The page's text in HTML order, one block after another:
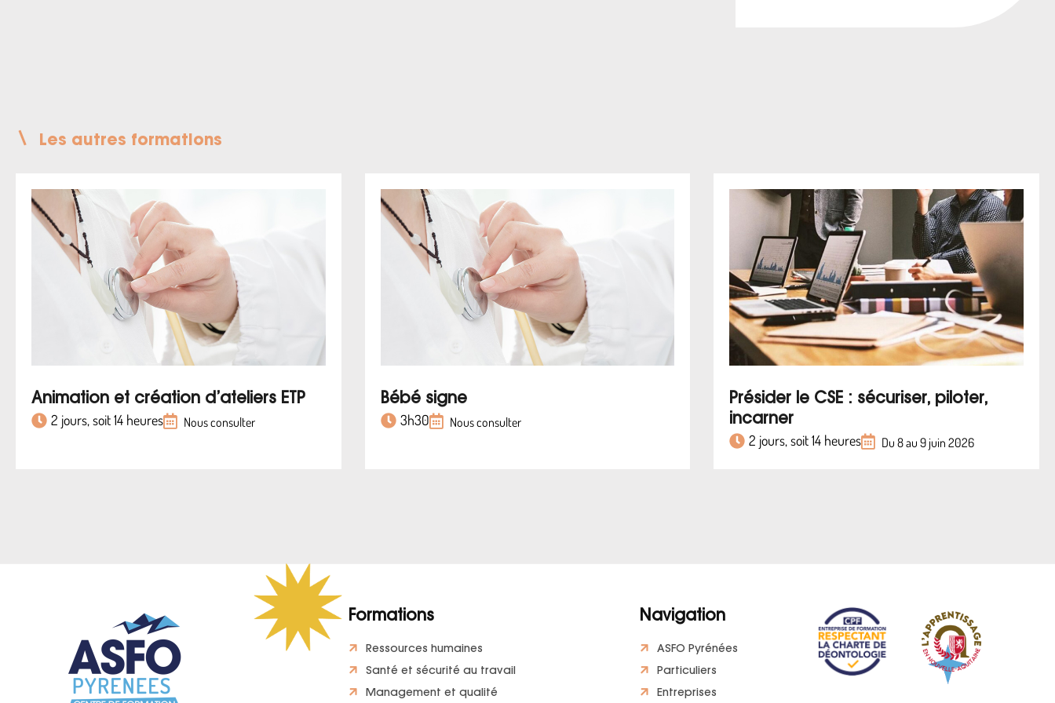
Les autres formations
Animation et création d’ateliers ETP
2 jours, soit 14 heures Nous consulter
Bébé signe
3h30 Nous consulter
Présider le CSE : sécuriser, piloter,
incarner
2 jours, soit 14 heures Du 8 au 9 juin 2026
Formations
Ressources humaines
Santé et sécurité au travail
Management et qualité
Navigation
ASFO Pyrénées
Particuliers
Entreprises